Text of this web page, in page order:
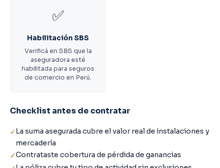
✅
Habilitación SBS
Verificá en SBS que la
aseguradora esté
habilitada para seguros
de comercio en Perú.
Checklist antes de contratar
La suma asegurada cubre el valor real de instalaciones y
mercadería
Contrataste cobertura de pérdida de ganancias